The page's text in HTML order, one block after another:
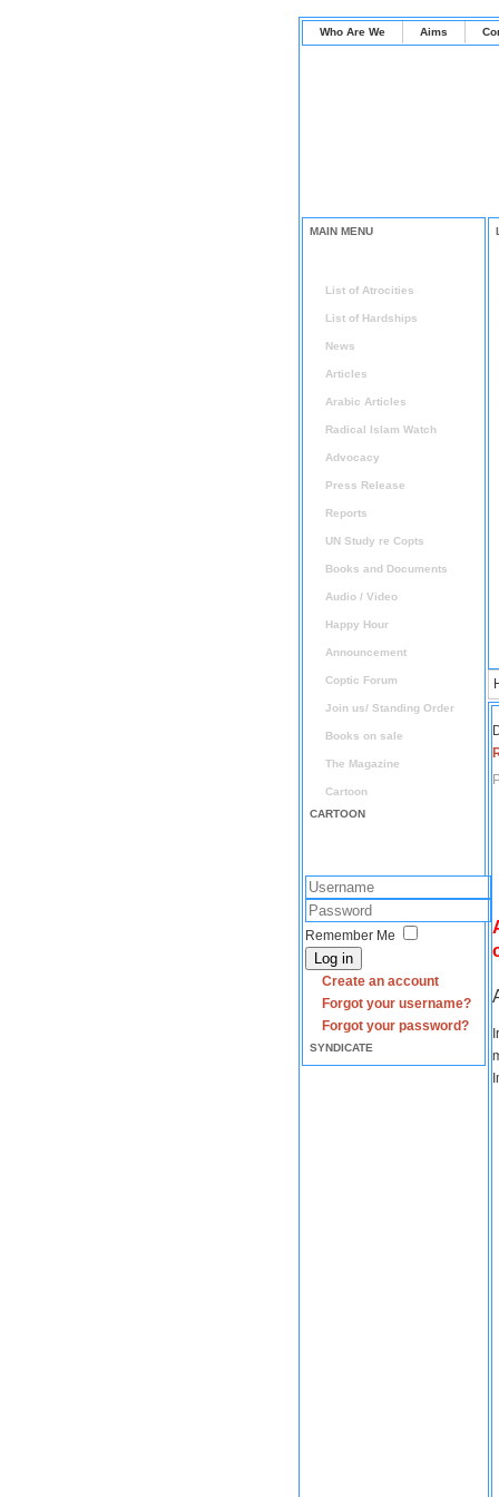
Who Are We Aims
MAIN MENU
List of Atrocities
List of Hardships
News
Articles
Arabic Articles
Radical Islam Watch
Advocacy
Press Release
Reports
UN Study re Copts
Books and Documents
Audio / Video
Happy Hour
Announcement
Coptic Forum
Join us/ Standing Order
Books on sale
The Magazine
Cartoon
CARTOON
Remember Me
Log in
Create an account
Forgot your username?
Forgot your password?
SYNDICATE